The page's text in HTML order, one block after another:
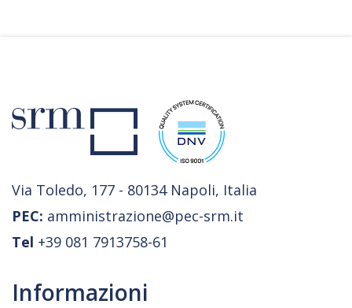
Via Toledo, 177 - 80134 Napoli, Italia
PEC: amministrazione@pec-srm.it
Tel +39 081 7913758-61
Informazioni